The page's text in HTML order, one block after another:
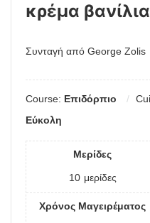
κρέμα
Συνταγή από George Zolis
Course: Επιδόρπιο
Εύκολη
Μερίδες
10 μερίδες
Χρόνος Μαγειρέματος